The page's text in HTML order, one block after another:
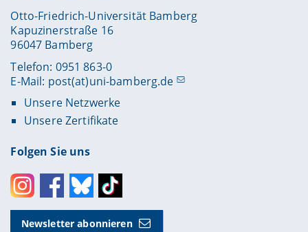
Otto-Friedrich-Universität Bamberg
Kapuzinerstraße 16
96047 Bamberg
Telefon: 0951 863-0
E-Mail: post(at)uni-bamberg.de
Unsere Netzwerke
Unsere Zertifikate
Folgen Sie uns
InstagramFacebookBlueskyToktok
Newsletter abonnieren